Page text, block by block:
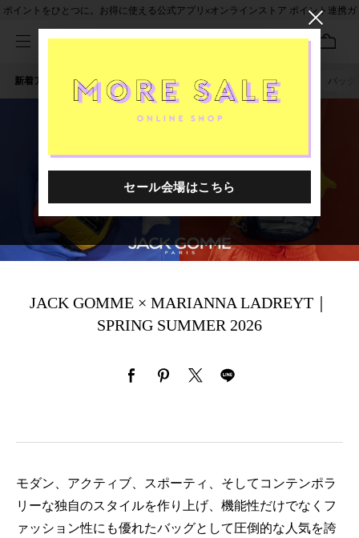
ポイントをひとつに。お得に使える公式アプリ×オンラインストア ポイント連携ガ
新着アイテム 人気ワード セール 40th限定 irodori バッグ
JACK GOMME × MARIANNA LADREYT｜
SPRING SUMMER 2026
モダン、アクティブ、スポーティ、そしてコンテンポラ
リーな独自のスタイルを作り上げ、機能性だけでなくフ
ァッション性にも優れたバッグとして圧倒的な人気を誇